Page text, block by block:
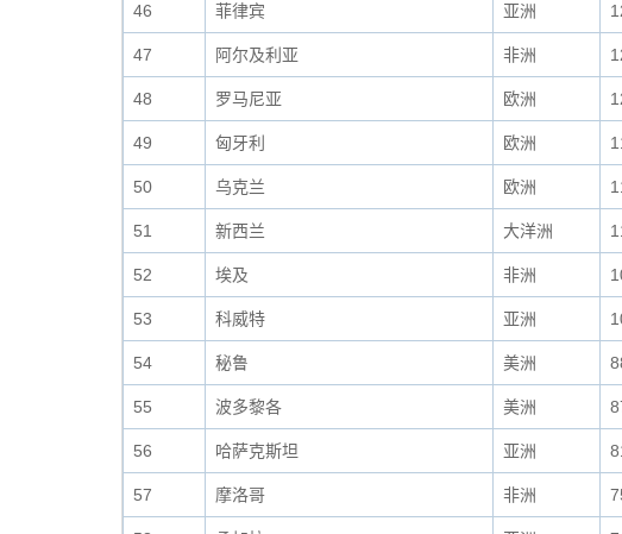
46 菲律宾 亚洲
47 阿尔及利亚 非洲
48 罗马尼亚 欧洲
49 匈牙利 欧洲
50 乌克兰 欧洲
51 新西兰 大洋洲
52 埃及 非洲
53 科威特 亚洲
54 秘鲁 美洲
55 波多黎各 美洲
56 哈萨克斯坦 亚洲
57 摩洛哥 非洲